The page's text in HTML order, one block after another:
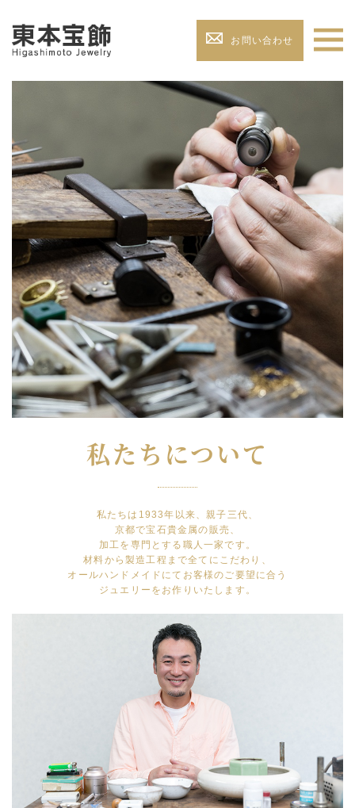
お問い合わせ
私たちについて
私たちは1933年以来、親子三代、
京都で宝石貴金属の販売、
加工を専門とする職人一家です。
材料から製造工程まで全てにこだわり、
オールハンドメイドにてお客様のご要望に合う
ジュエリーをお作りいたします。